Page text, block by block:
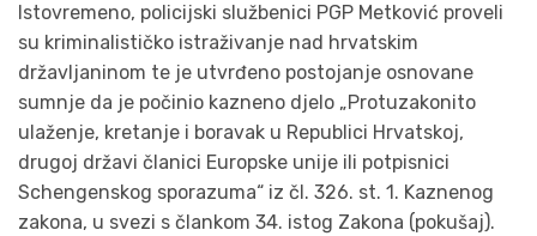
Istovremeno, policijski službenici PGP Metković proveli
su kriminalističko istraživanje nad hrvatskim
državljaninom te je utvrđeno postojanje osnovane
sumnje da je počinio kazneno djelo „Protuzakonito
ulaženje, kretanje i boravak u Republici Hrvatskoj,
drugoj državi članici Europske unije ili potpisnici
Schengenskog sporazuma“ iz čl. 326. st. 1. Kaznenog
zakona, u svezi s člankom 34. istog Zakona (pokušaj).